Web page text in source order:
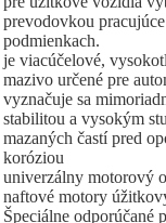
prevodovkou
podmienkach.
je viacúčelové,
mazivo určené pre
vyznačuje sa
stabilitou a vysokým
mazaných častí pred
koróziou
univerzálny motorový
naftové motory
Špeciálne odporúčané